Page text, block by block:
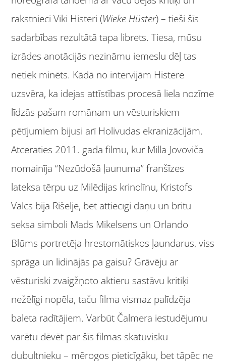
rakstnieci Vīki Histeri (Wieke Hüster) – tieši šīs
sadarbības rezultātā tapa librets. Tiesa, mūsu
izrādes anotācijās nezināmu iemeslu dēļ tas
netiek minēts. Kādā no intervijām Histere
uzsvēra, ka idejas attīstības procesā liela nozīme
līdzās pašam romānam un vēsturiskiem
pētījumiem bijusi arī Holivudas ekranizācijām.
Atceraties 2011. gada filmu, kur Milla Jovoviča
nomainīja “Nezūdošā ļaunuma” franšīzes
lateksa tērpu uz Milēdijas krinolīnu, Kristofs
Valcs bija Rišeljē, bet attiecīgi dāņu un britu
seksa simboli Mads Mikelsens un Orlando
Blūms portretēja hrestomātiskos ļaundarus, viss
sprāga un lidinājās pa gaisu? Grāvēju ar
vēsturiski zvaigžņoto aktieru sastāvu kritiķi
nežēlīgi nopēla, taču filma vismaz palīdzēja
baleta radītājiem. Varbūt Čalmera iestudējumu
varētu dēvēt par šīs filmas skatuvisku
dubultnieku – mērogos pieticīgāku, bet tāpēc ne